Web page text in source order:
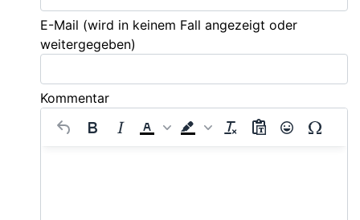
E-Mail (wird in keinem Fall angezeigt oder
weitergegeben)
Kommentar